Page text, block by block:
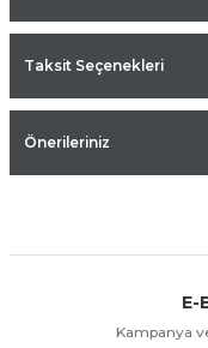
Taksit Seçenekleri
Önerileriniz
KolayE-
Kampanya